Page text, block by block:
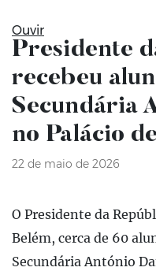
Ouvir
Presidente
recebeu
Secundária
no Palácio
22 de maio de 2026
O Presidente da
Belém, cerca de 60
Secundária António